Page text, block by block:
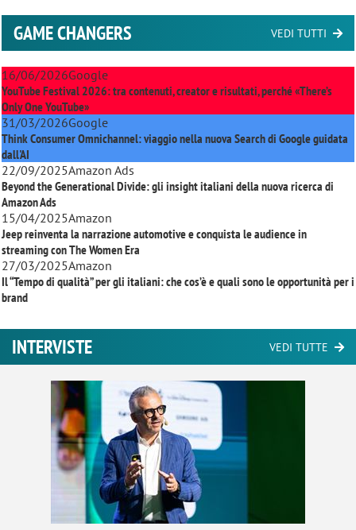
GAME CHANGERS VEDI TUTTI
16/06/2026Google
YouTube Festival 2026: tra contenuti, creator e risultati, perché «There’s
Only One YouTube»
31/03/2026Google
Think Consumer Omnichannel: viaggio nella nuova Search di Google guidata
dall'AI
22/09/2025Amazon Ads
Beyond the Generational Divide: gli insight italiani della nuova ricerca di
Amazon Ads
15/04/2025Amazon
Jeep reinventa la narrazione automotive e conquista le audience in
streaming conThe Women Era
27/03/2025Amazon
Il “Tempo di qualità” per gli italiani: che cos’è e quali sono le opportunità per i
brand
INTERVISTE VEDI TUTTE